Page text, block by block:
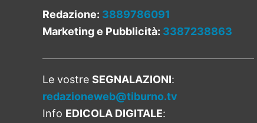
Redazione: 3889786091
Marketing e Pubblicità: 3387238863
Le vostre SEGNALAZIONI:
redazioneweb@tiburno.tv
Info EDICOLA DIGITALE: